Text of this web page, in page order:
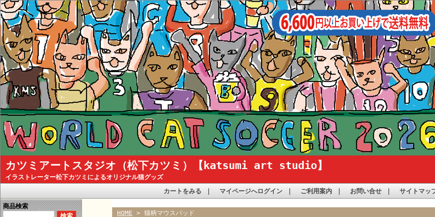
カツミアートスタジオ（松下カツミ）【katsumi art studio】
イラストレーター松下カツミによるオリジナル猫グッズ
カートをみる
マイページへログイン ご利用案内 お問い合せ サイトマッ
商品検索
HOME > 猫柄マウスパッド